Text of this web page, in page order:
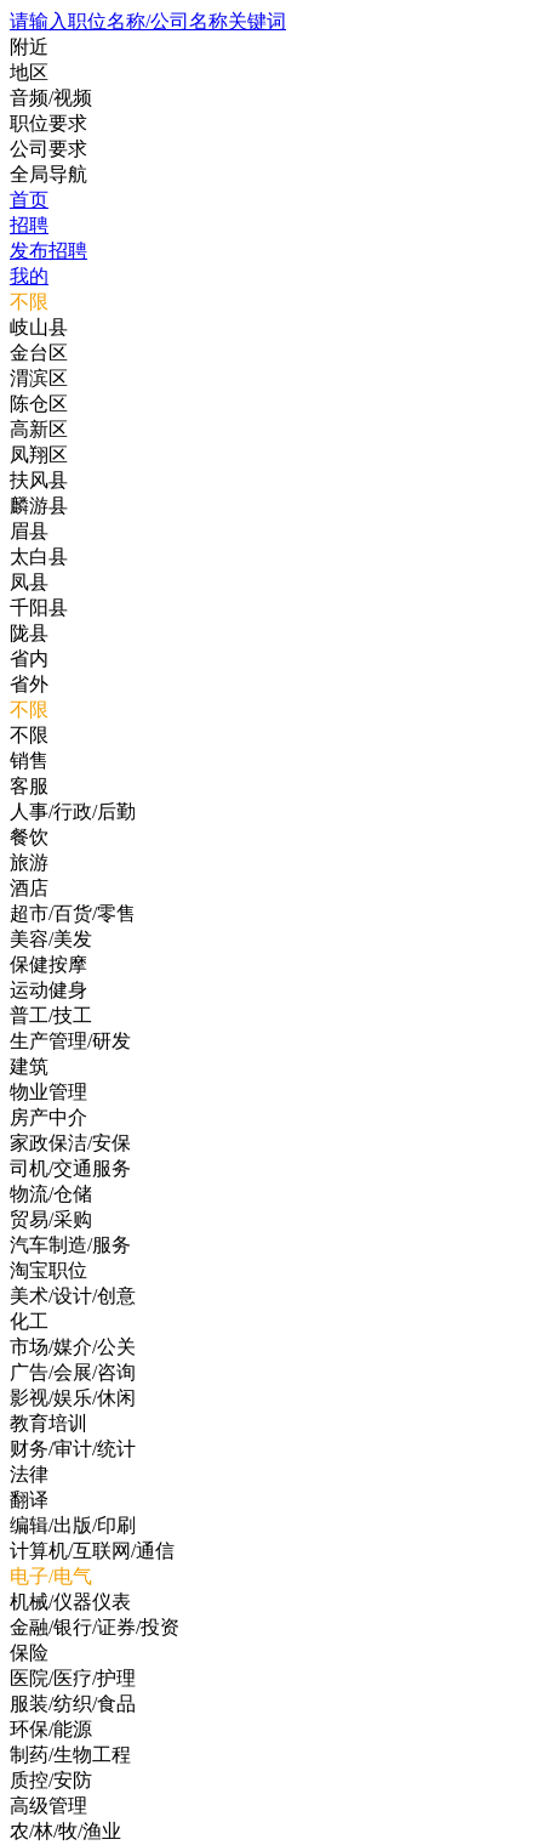
请输入职位名称/公司名称关键词
附近
地区
音频/视频
职位要求
公司要求
全局导航
首页
招聘
发布招聘
我的
不限
岐山县
金台区
渭滨区
陈仓区
高新区
凤翔区
扶风县
麟游县
眉县
太白县
凤县
千阳县
陇县
省内
省外
不限
不限
销售
客服
人事/行政/后勤
餐饮
旅游
酒店
超市/百货/零售
美容/美发
保健按摩
运动健身
普工/技工
生产管理/研发
建筑
物业管理
房产中介
家政保洁/安保
司机/交通服务
物流/仓储
贸易/采购
汽车制造/服务
淘宝职位
美术/设计/创意
化工
市场/媒介/公关
广告/会展/咨询
影视/娱乐/休闲
教育培训
财务/审计/统计
法律
翻译
编辑/出版/印刷
计算机/互联网/通信
电子/电气
机械/仪器仪表
金融/银行/证券/投资
保险
医院/医疗/护理
服装/纺织/食品
环保/能源
制药/生物工程
质控/安防
高级管理
农/林/牧/渔业